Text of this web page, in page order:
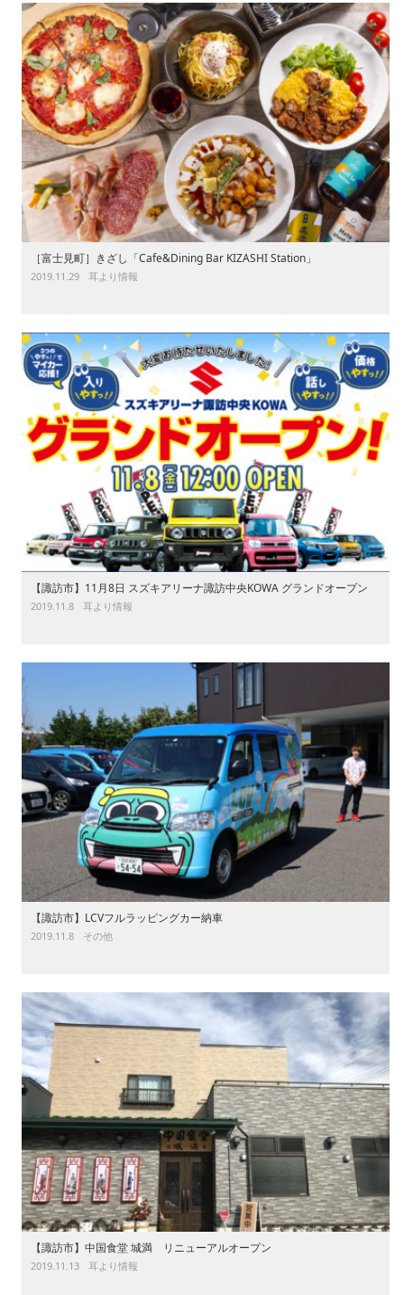
［富士見町］きざし「Cafe&Dining Bar KIZASHI Station」
2019.11.29 耳より情報
【諏訪市】11月8日 スズキアリーナ諏訪中央KOWA グランドオープン
2019.11.8 耳より情報
【諏訪市】LCVフルラッピングカー納車
2019.11.8 その他
【諏訪市】中国食堂 城満 リニューアルオープン
2019.11.13 耳より情報